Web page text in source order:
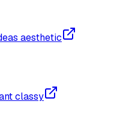
aesthetic
classy